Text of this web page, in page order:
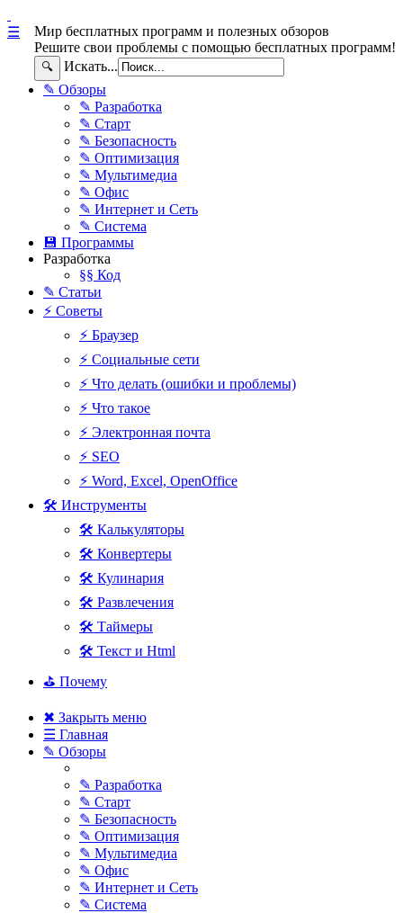
Мир бесплатных программ и полезных обзоров
Решите свои проблемы с помощью бесплатных программ!
🔍 Искать...
☰
✎ Обзоры
✎ Разработка
✎ Старт
✎ Безопасность
✎ Оптимизация
✎ Мультимедиа
✎ Офис
✎ Интернет и Сеть
✎ Система
💾 Программы
Разработка
§§ Код
✎ Статьи
⚡ Советы
⚡ Браузер
⚡ Социальные сети
⚡ Что делать (ошибки и проблемы)
⚡ Что такое
⚡ Электронная почта
⚡ SEO
⚡ Word, Excel, OpenOffice
🛠 Инструменты
🛠 Калькуляторы
🛠 Конвертеры
🛠 Кулинария
🛠 Развлечения
🛠 Таймеры
🛠 Текст и Html
⛳ Почему
✖ Закрыть меню
☰ Главная
✎ Обзоры
✎ Разработка
✎ Старт
✎ Безопасность
✎ Оптимизация
✎ Мультимедиа
✎ Офис
✎ Интернет и Сеть
✎ Система